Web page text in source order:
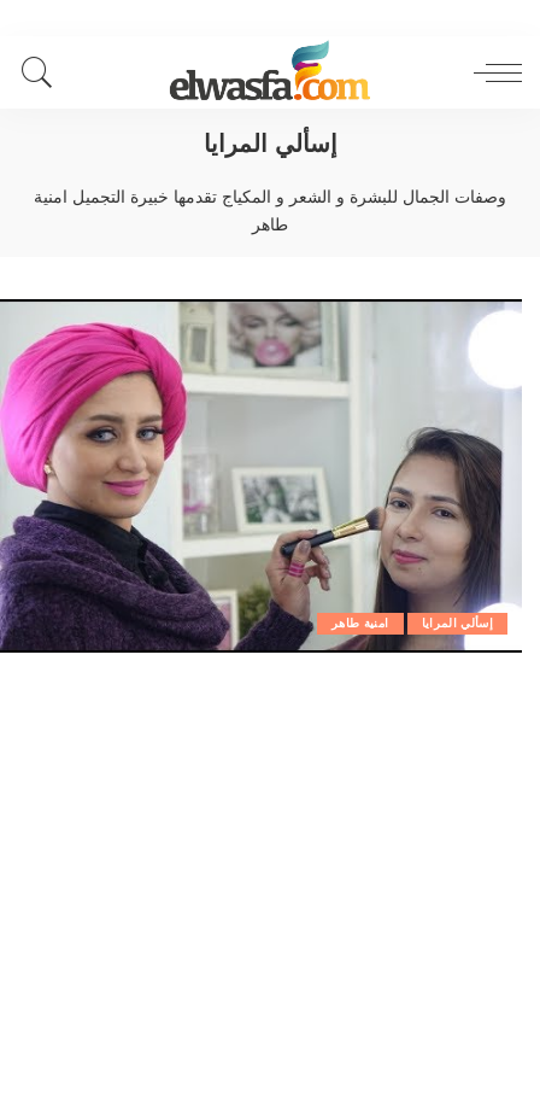
إسألي المرايا
وصفات الجمال للبشرة و الشعر و المكياج تقدمها خبيرة التجميل امنية
طاهر
إسألي المرايا امنية طاهر